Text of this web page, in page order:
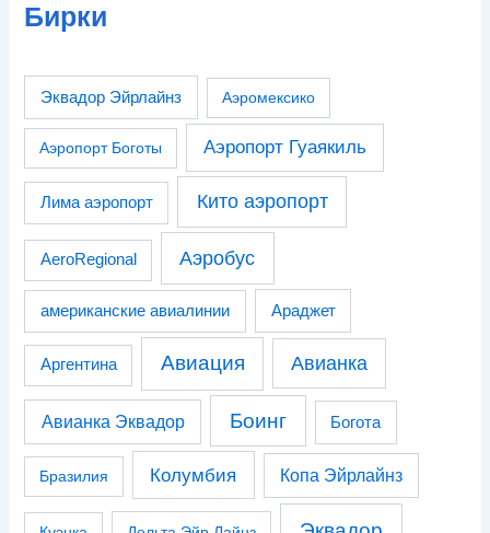
Бирки
Эквадор Эйрлайнз Аэромексико
Аэропорт Боготы Аэропорт Гуаякиль
Лима аэропорт Кито аэропорт
AeroRegional Аэробус
американские авиалинии Араджет
Аргентина Авиация Авианка
Авианка Эквадор Боинг Богота
Бразилия Колумбия Копа Эйрлайнз